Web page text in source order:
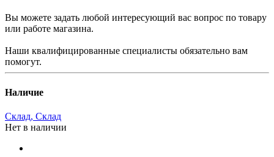
Вы можете задать любой интересующий вас вопрос по товару
или работе магазина.
Наши квалифицированные специалисты обязательно вам
помогут.
Наличие
Склад, Склад
Нет в наличии